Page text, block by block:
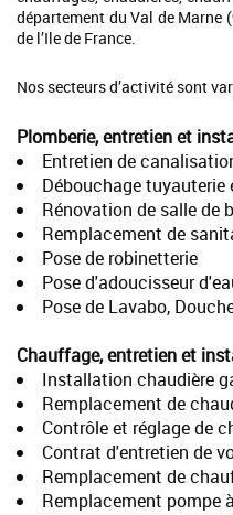
département du Val de Marne
de l’Ile de France.
Nos secteurs d’activité sont
Plomberie, entretien et
Entretien de
Débouchage
Rénovation de salle de
Remplacement de
Pose de robinetterie
Pose d'adoucisseur
Pose de Lavabo,
Chauffage, entretien et
Installation chaudière
Remplacement de
Contrôle et réglage de
Contrat d'entretien de
Remplacement de
Remplacement pompe